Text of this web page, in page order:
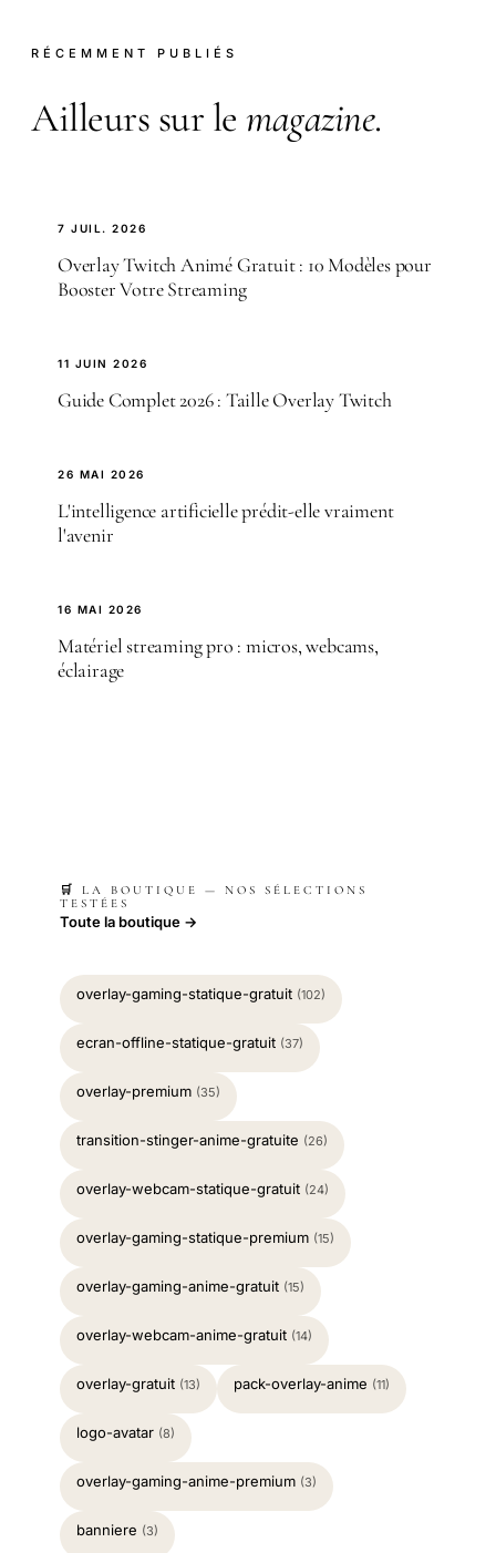
RÉCEMMENT PUBLIÉS
Ailleurs sur le magazine.
7 JUIL. 2026
Overlay Twitch Animé Gratuit : 10 Modèles pour
Booster Votre Streaming
11 JUIN 2026
Guide Complet 2026 : Taille Overlay Twitch
26 MAI 2026
L'intelligence artificielle prédit-elle vraiment
l'avenir
16 MAI 2026
Matériel streaming pro : micros, webcams,
éclairage
🛒 LA BOUTIQUE — NOS SÉLECTIONS
TESTÉES
Toute la boutique →
overlay-gaming-statique-gratuit (102)
ecran-offline-statique-gratuit (37)
overlay-premium (35)
transition-stinger-anime-gratuite (26)
overlay-webcam-statique-gratuit (24)
overlay-gaming-statique-premium (15)
overlay-gaming-anime-gratuit (15)
overlay-webcam-anime-gratuit (14)
overlay-gratuit (13) pack-overlay-anime (11)
logo-avatar (8)
overlay-gaming-anime-premium (3)
banniere (3)